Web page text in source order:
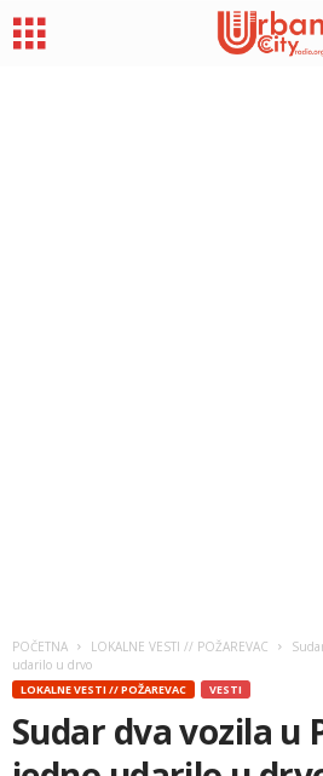
POČETNA LOKALNE VESTI // POŽAREVAC
udarilo u drvo
LOKALNE VESTI // POŽAREVAC VESTI
Sudar dva vozila u